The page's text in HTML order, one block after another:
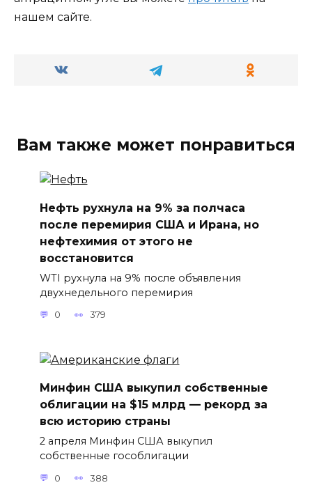
нашем сайте.
Вам также может понравиться
Нефть рухнула на 9% за полчаса
после перемирия США и Ирана, но
нефтехимия от этого не
восстановится
WTI рухнула на 9% после объявления
двухнедельного перемирия
0 379
Минфин США выкупил собственные
облигации на $15 млрд — рекорд за
всю историю страны
2 апреля Минфин США выкупил
собственные гособлигации
0 388